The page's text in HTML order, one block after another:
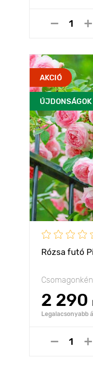
AKCIÓ
ÚJDONSÁGOK
Rózsa futó
2 290
Legalacsonyabb